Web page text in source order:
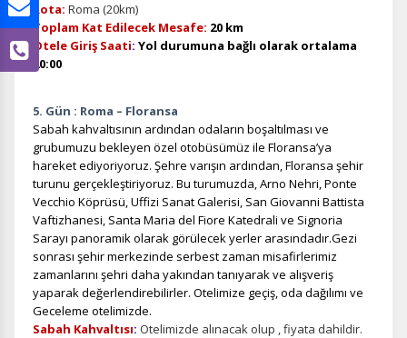
Rota: Roma (20km)
Toplam Kat Edilecek Mesafe: 20 km
Otele Giriş Saati: Yol durumuna bağlı olarak ortalama
20:00
5. Gün : Roma – Floransa
Sabah kahvaltısının ardından odaların boşaltılması ve
grubumuzu bekleyen özel otobüsümüz ile Floransa’ya
hareket ediyoriyoruz. Şehre varışın ardından, Floransa şehir
turunu gerçekleştiriyoruz. Bu turumuzda, Arno Nehri, Ponte
Vecchio Köprüsü, Uffizi Sanat Galerisi, San Giovanni Battista
Vaftizhanesi, Santa Maria del Fiore Katedrali ve Signoria
Sarayı panoramik olarak görülecek yerler arasındadır.Gezi
sonrası şehir merkezinde serbest zaman misafirlerimiz
zamanlarını şehri daha yakından tanıyarak ve alışveriş
yaparak değerlendirebilirler. Otelimize geçiş, oda dağılımı ve
Geceleme otelimizde.
Sabah Kahvaltısı: Otelimizde alınacak olup , fiyata dahildir.